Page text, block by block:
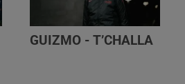
GUIZMO - T’CHALLA